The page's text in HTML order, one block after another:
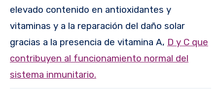
elevado contenido en antioxidantes y
vitaminas y a la reparación del daño solar
gracias a la presencia de vitamina A, D y C que
contribuyen al funcionamiento normal del
sistema inmunitario.